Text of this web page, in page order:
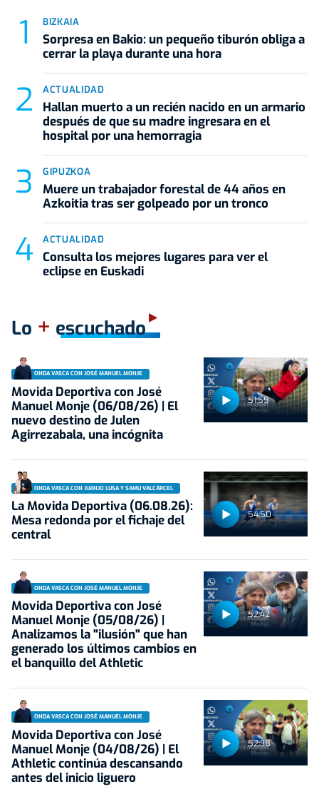
BIZKAIA
Sorpresa en Bakio: un pequeño tiburón obliga a
cerrar la playa durante una hora
ACTUALIDAD
Hallan muerto a un recién nacido en un armario
después de que su madre ingresara en el
hospital por una hemorragia
GIPUZKOA
Muere un trabajador forestal de 44 años en
Azkoitia tras ser golpeado por un tronco
ACTUALIDAD
Consulta los mejores lugares para ver el
eclipse en Euskadi
Lo + escuchado
51:59
ONDA VASCA CON JOSÉ MANUEL MONJE
Movida Deportiva con José
Manuel Monje (06/08/26) | El
nuevo destino de Julen
Agirrezabala, una incógnita
54:50
ONDA VASCA CON JUANJO LUSA Y SAMU VALCÁRCEL
La Movida Deportiva (06.08.26):
Mesa redonda por el fichaje del
central
52:42
ONDA VASCA CON JOSÉ MANUEL MONJE
Movida Deportiva con José
Manuel Monje (05/08/26) |
Analizamos la "ilusión" que han
generado los últimos cambios en
el banquillo del Athletic
52:38
ONDA VASCA CON JOSÉ MANUEL MONJE
Movida Deportiva con José
Manuel Monje (04/08/26) | El
Athletic continúa descansando
antes del inicio liguero